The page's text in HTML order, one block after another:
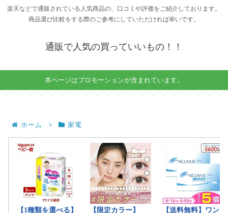
楽天などで通販されている人気商品の、口コミや評価をご紹介しております。
商品選び比較をする際のご参考にしていただければ幸いです。
通販で人気の買っていいもの！！
本ページはプロモーションが含まれています。
ホーム 家電